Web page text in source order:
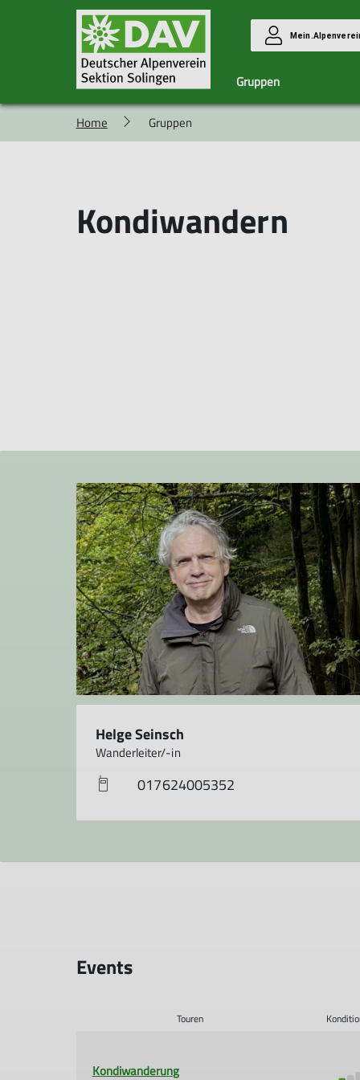
Gruppen
Familiengruppe Hochtourengruppe
Das TeamEhrenamt
Home Gruppen
Kondiwandern
Helge Seinsch
Wanderleiter/-in
017624005352
Events
Touren
Kondiwanderung